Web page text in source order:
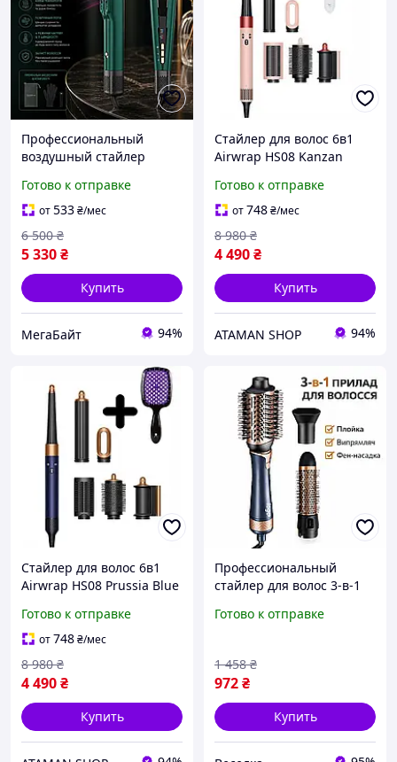
Профессиональный
воздушный стайлер
PARWIN PRO BEAUTY 2в1
фен выпрямитель
ионный Изумрудный
Зеленый
Готово к отправке
от533₴/мес
5 330₴
6 500 ₴
Купить
МегаБайт 94%
Стайлер для волос 6в1
Airwrap HS08 Kanzan
фиолетовый
Готово к отправке
от748₴/мес
4 490₴
8 980 ₴
Купить
ATAMAN SHOP 94%
Стайлер для волос 6в1
Airwrap HS08 Prussia Blue
Готово к отправке
от748₴/мес
4 490₴
8 980 ₴
Купить
Профессиональный
стайлер для волос 3-в-1
покрытием / фен-щетка
Готово к отправке
972₴
1 458 ₴
Купить